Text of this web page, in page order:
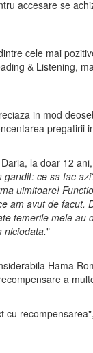
accesare se
cele mai
& Listening,
in mod
pregatirii
la doar 12
ce sa fac
uimitoare!
am avut de
temerile mele
niciodata."
Hama
a